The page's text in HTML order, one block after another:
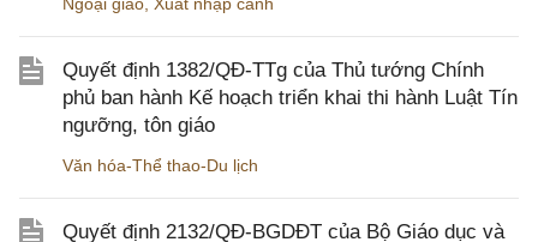
Quyết định 1382/QĐ-TTg của Thủ tướng Chính
phủ ban hành Kế hoạch triển khai thi hành Luật Tín
ngưỡng, tôn giáo
Văn hóa-Thể thao-Du lịch
Quyết định 2132/QĐ-BGDĐT của Bộ Giáo dục và